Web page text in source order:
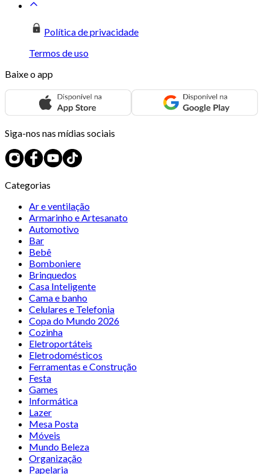
Política de privacidade
Termos de uso
Baixe o app
Siga-nos nas mídias sociais
Categorias
Ar e ventilação
Armarinho e Artesanato
Automotivo
Bar
Bebê
Bomboniere
Brinquedos
Casa Inteligente
Cama e banho
Celulares e Telefonia
Copa do Mundo 2026
Cozinha
Eletroportáteis
Eletrodomésticos
Ferramentas e Construção
Festa
Games
Informática
Lazer
Mesa Posta
Móveis
Mundo Beleza
Organização
Papelaria